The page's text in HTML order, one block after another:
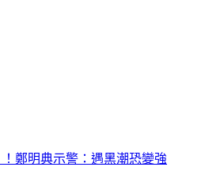
婦人遭大貨車撞飛魂斷路口